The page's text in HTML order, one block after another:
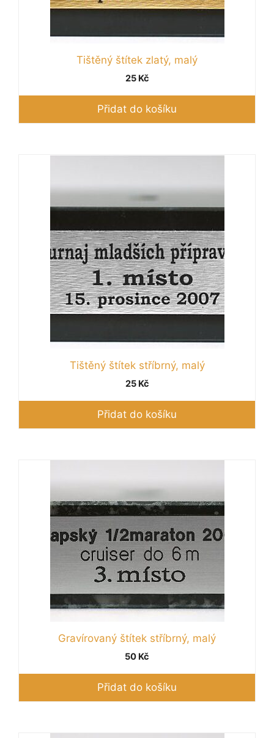
Tištěný štítek zlatý, malý
25 Kč
Přidat do košíku
Tištěný štítek stříbrný, malý
25 Kč
Přidat do košíku
Gravírovaný štítek stříbrný, malý
50 Kč
Přidat do košíku